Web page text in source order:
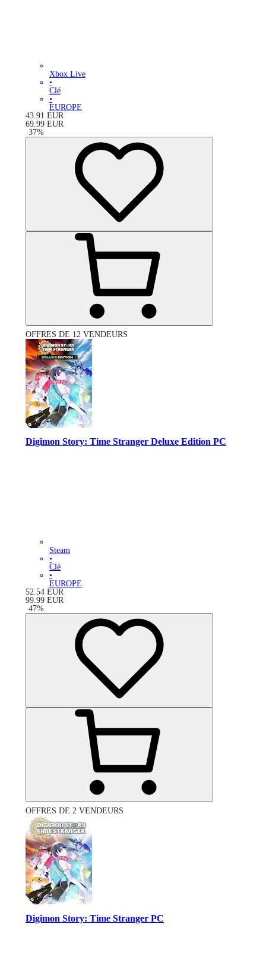
Xbox Live
•
Clé
•
EUROPE
43.91 EUR
69.99 EUR
-37%
OFFRES DE 12 VENDEURS
Digimon Story: Time Stranger Deluxe Edition PC
Steam
•
Clé
•
EUROPE
52.54 EUR
99.99 EUR
-47%
OFFRES DE 2 VENDEURS
Digimon Story: Time Stranger PC